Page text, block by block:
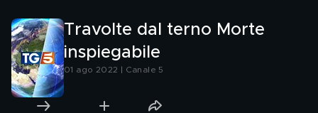
Travolte dal terno Morte
inspiegabile
01 ago 2022 | Canale 5